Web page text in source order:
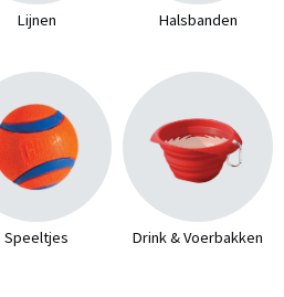
Lijnen Halsbanden
Speeltjes Drink & Voerbakken